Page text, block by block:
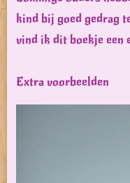
kind bij goed gedrag
vind ik dit boekje een
Extra voorbeelden